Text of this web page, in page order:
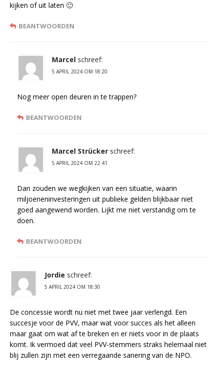
kijken of uit laten 🙂
BEANTWOORDEN
Marcel schreef:
5 APRIL 2024 OM 18:20
Nog meer open deuren in te trappen?
BEANTWOORDEN
Marcel Strücker schreef:
5 APRIL 2024 OM 22:41
Dan zouden we wegkijken van een situatie, waarin
miljoeneninvesteringen uit publieke gelden blijkbaar niet
goed aangewend worden. Lijkt me niet verstandig om te
doen.
BEANTWOORDEN
Jordie schreef:
5 APRIL 2024 OM 18:30
De concessie wordt nu niet met twee jaar verlengd. Een
succesje voor de PVV, maar wat voor succes als het alleen
maar gaat om wat af te breken en er niets voor in de plaats
komt. Ik vermoed dat veel PVV-stemmers straks helemaal niet
blij zullen zijn met een verregaande sanering van de NPO.